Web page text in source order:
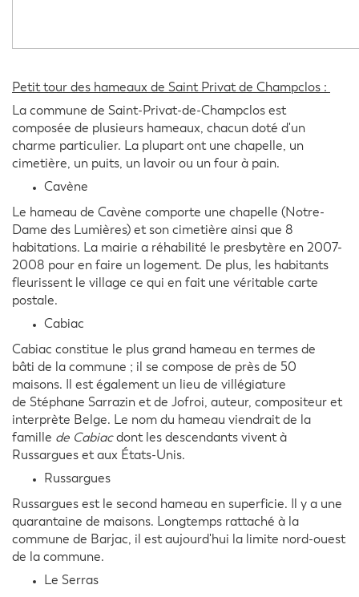
Petit tour des hameaux de Saint Privat de Champclos :
La commune de Saint-Privat-de-Champclos est
composée de plusieurs hameaux, chacun doté d'un
charme particulier. La plupart ont une chapelle, un
cimetière, un puits, un lavoir ou un four à pain.
Cavène
Le hameau de Cavène comporte une chapelle (Notre-
Dame des Lumières) et son cimetière ainsi que 8
habitations. La mairie a réhabilité le presbytère en 2007-
2008 pour en faire un logement. De plus, les habitants
fleurissent le village ce qui en fait une véritable carte
postale.
Cabiac
Cabiac constitue le plus grand hameau en termes de
bâti de la commune ; il se compose de près de 50
maisons. Il est également un lieu de villégiature
de Stéphane Sarrazin et de Jofroi, auteur, compositeur et
interprète Belge. Le nom du hameau viendrait de la
famille de Cabiacdont les descendants vivent à
Russargues et aux États-Unis.
Russargues
Russargues est le second hameau en superficie. Il y a une
quarantaine de maisons. Longtemps rattaché à la
commune de Barjac, il est aujourd'hui la limite nord-ouest
de la commune.
Le Serras